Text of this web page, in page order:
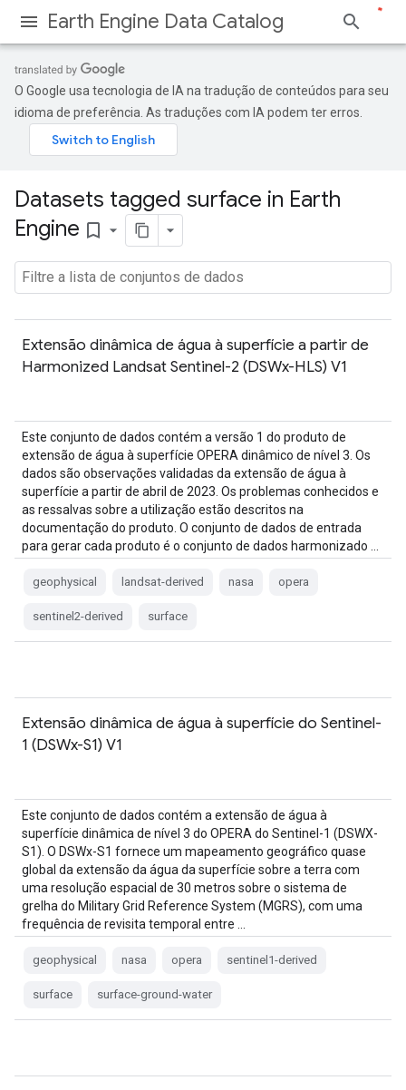
Earth Engine Data Catalog
O Google usa tecnologia de IA na tradução de conteúdos para seu
idioma de preferência. As traduções com IA podem ter erros.
Datasets tagged surface in Earth
Engine bookmark_border
Extensão dinâmica de água à superfície a partir de
Harmonized Landsat Sentinel-2 (DSWx-HLS) V1
Este conjunto de dados contém a versão 1 do produto de
extensão de água à superfície OPERA dinâmico de nível 3. Os
dados são observações validadas da extensão de água à
superfície a partir de abril de 2023. Os problemas conhecidos e
as ressalvas sobre a utilização estão descritos na
documentação do produto. O conjunto de dados de entrada
para gerar cada produto é o conjunto de dados harmonizado …
geophysical landsat-derived nasa opera
sentinel2-derived surface
Extensão dinâmica de água à superfície do Sentinel-
1 (DSWx-S1) V1
Este conjunto de dados contém a extensão de água à
superfície dinâmica de nível 3 do OPERA do Sentinel-1 (DSWX-
S1). O DSWx-S1 fornece um mapeamento geográfico quase
global da extensão da água da superfície sobre a terra com
uma resolução espacial de 30 metros sobre o sistema de
grelha do Military Grid Reference System (MGRS), com uma
frequência de revisita temporal entre …
geophysical nasa opera sentinel1-derived
surface surface-ground-water